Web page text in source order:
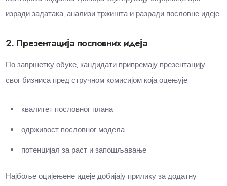
изради задатака, анализи тржишта и разради пословне идеје.
2. Презентација пословних идеја
По завршетку обуке, кандидати припремају презентацију
свог бизниса пред стручном комисијом која оцењује:
квалитет пословног плана
одрживост пословног модела
потенцијал за раст и запошљавање
Најбоље оцијењене идеје добијају прилику за додатну